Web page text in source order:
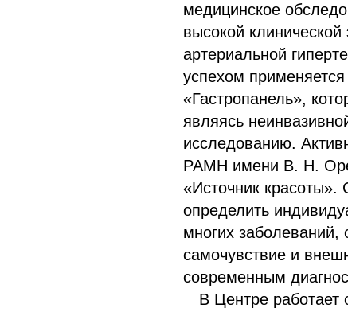
медицинское
высокой
артериальной
успехом
«Гастропанель»,
являясь
исследованию.
РАМН имени В. Н.
«Источник красоты».
определить
многих заболеваний,
самочувствие и
современным
В Центре работает